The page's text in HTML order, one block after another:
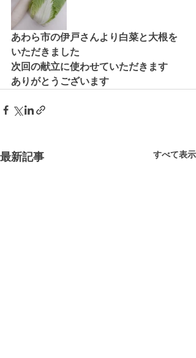
あわら市の伊戸さんより白菜と大根を
いただきました
次回の献立に使わせていただきます
ありがとうございます
最新記事 すべて表示